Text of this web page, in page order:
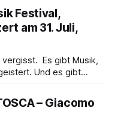
Festival,
am 31. Juli,
gibt Musik,
Und es gibt
Wiesbaden, an dem
d-Moll op. 15 mit
– Giacomo